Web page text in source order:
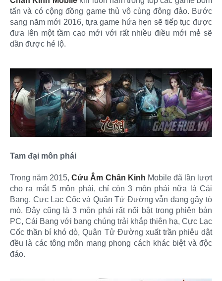
tấn và có cộng đồng game thủ vô cùng đông đảo. Bước
sang năm mới 2016, tựa game hứa hẹn sẽ tiếp tục được
đưa lên một tầm cao mới với rất nhiều điều mới mẻ sẽ
dần được hé lộ.
Tam đại môn phái
Trong năm 2015,Cửu Âm Chân Kinh Mobile đã lần lượt
cho ra mắt 5 môn phái, chỉ còn 3 môn phái nữa là Cái
Bang, Cực Lạc Cốc và Quân Tử Đường vẫn đang gây tò
mò. Đây cũng là 3 môn phái rất nổi bật trong phiên bản
PC, Cái Bang với bang chúng trải khắp thiên hạ, Cực Lạc
Cốc thần bí khó dò, Quân Tử Đường xuất trần phiêu dật
đều là các tông môn mang phong cách khác biệt và độc
đáo.